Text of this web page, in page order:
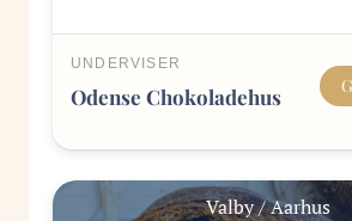
UNDERVISER
Odense Chokoladehus
Valby / Aarhus